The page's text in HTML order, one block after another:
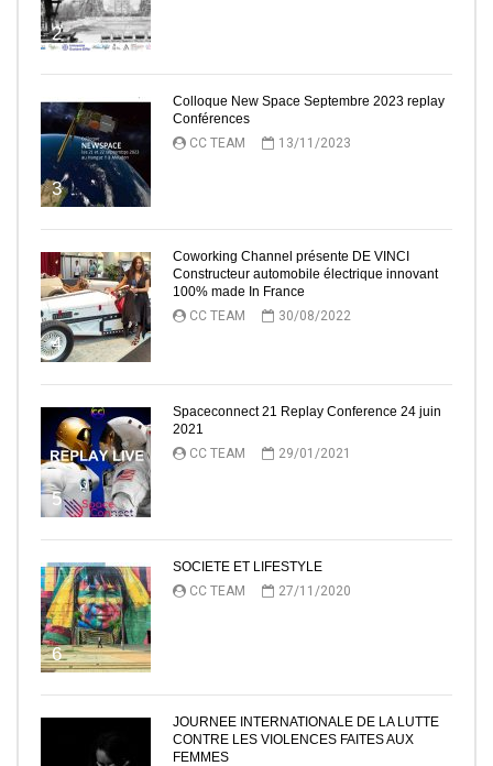
2
3
Colloque New Space Septembre 2023 replay
Conférences
CC TEAM
13/11/2023
4
Coworking Channel présente DE VINCI
Constructeur automobile électrique innovant
100% made In France
CC TEAM
30/08/2022
5
Spaceconnect 21 Replay Conference 24 juin
2021
CC TEAM
29/01/2021
6
SOCIETE ET LIFESTYLE
CC TEAM
27/11/2020
JOURNEE INTERNATIONALE DE LA LUTTE
CONTRE LES VIOLENCES FAITES AUX
FEMMES